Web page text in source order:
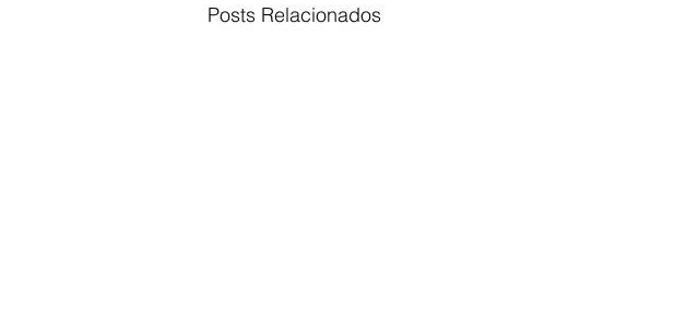
Posts Relacionados